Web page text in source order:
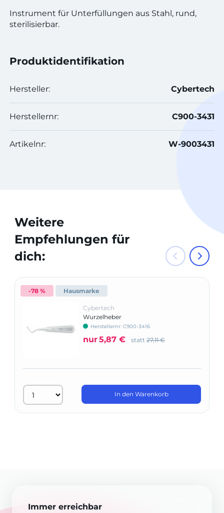
Instrument für Unterfüllungen aus Stahl, rund,
sterilisierbar.
Produktidentifikation
Hersteller: Cybertech
Herstellernr: C900-3431
Artikelnr: W-9003431
Weitere
Empfehlungen für
dich:
-78 % Hausmarke
Cybertech
Wurzelheber
Herstellernr: C900-3416
nur5,87 € statt 27,11 €
In den Warenkorb
Immer erreichbar